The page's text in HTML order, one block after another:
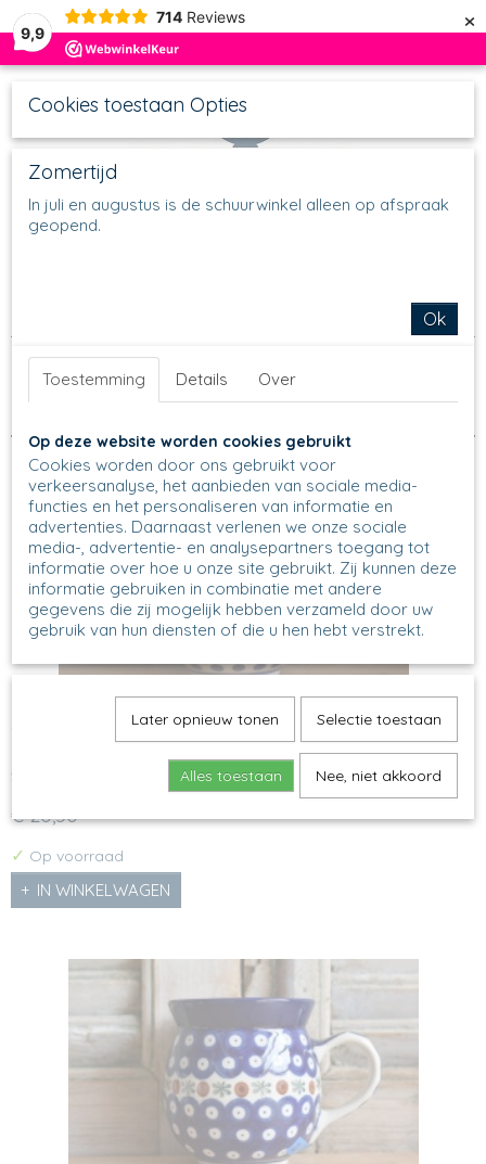
9,9
714 Reviews ×
Inloggen Registreren
Sorteer op:
073 - Farmermok XL - 61
Farmermok XL Model: 073 Decornr: 61X H 10 cm, Inhoud
500 ml…
€ 20,50
✓ Op voorraad
IN WINKELWAGEN
Cookies toestaan Opties
Zomertijd
In juli en augustus is de schuurwinkel alleen op afspraak
geopend.
Ok
Toestemming Details Over
Op deze website worden cookies gebruikt
Cookies worden door ons gebruikt voor
verkeersanalyse, het aanbieden van sociale media-
functies en het personaliseren van informatie en
advertenties. Daarnaast verlenen we onze sociale
media-, advertentie- en analysepartners toegang tot
informatie over hoe u onze site gebruikt. Zij kunnen deze
informatie gebruiken in combinatie met andere
gegevens die zij mogelijk hebben verzameld door uw
gebruik van hun diensten of die u hen hebt verstrekt.
Later opnieuw tonen Selectie toestaan
Alles toestaan Nee, niet akkoord